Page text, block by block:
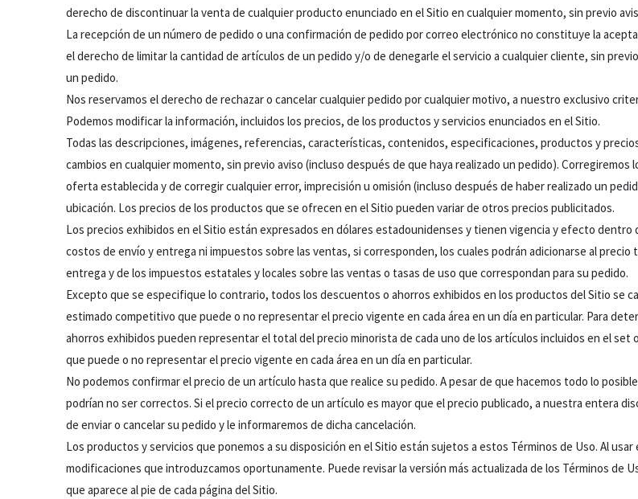
derecho de discontinuar la venta de cualquier producto enunciado en el Sitio en cualquier momento, sin previo
La recepción de un número de pedido o una confirmación de pedido por correo electrónico no constituye la
el derecho de limitar la cantidad de artículos de un pedido y/o de denegarle el servicio a cualquier cliente, sin
un pedido.
Nos reservamos el derecho de rechazar o cancelar cualquier pedido por cualquier motivo, a nuestro exclusivo
Podemos modificar la información, incluidos los precios, de los productos y servicios enunciados en el Sitio.
Todas las descripciones, imágenes, referencias, características, contenidos, especificaciones, productos y
cambios en cualquier momento, sin previo aviso (incluso después de que haya realizado un pedido).
oferta establecida y de corregir cualquier error, imprecisión u omisión (incluso después de haber realizado un
ubicación. Los precios de los productos que se ofrecen en el Sitio pueden variar de otros precios publicitados.
Los precios exhibidos en el Sitio están expresados en dólares estadounidenses y tienen vigencia y efecto
costos de envío y entrega ni impuestos sobre las ventas, si corresponden, los cuales podrán adicionarse al
entrega y de los impuestos estatales y locales sobre las ventas o tasas de uso que correspondan para su pedido.
Excepto que se especifique lo contrario, todos los descuentos o ahorros exhibidos en los productos del Sitio se
estimado competitivo que puede o no representar el precio vigente en cada área en un día en particular. Para
ahorros exhibidos pueden representar el total del precio minorista de cada uno de los artículos incluidos en el
que puede o no representar el precio vigente en cada área en un día en particular.
No podemos confirmar el precio de un artículo hasta que realice su pedido. A pesar de que hacemos todo lo
podrían no ser correctos. Si el precio correcto de un artículo es mayor que el precio publicado, a nuestra entera
de enviar o cancelar su pedido y le informaremos de dicha cancelación.
Los productos y servicios que ponemos a su disposición en el Sitio están sujetos a estos Términos de Uso. Al
modificaciones que introduzcamos oportunamente. Puede revisar la versión más actualizada de los Términos de
que aparece al pie de cada página del Sitio.